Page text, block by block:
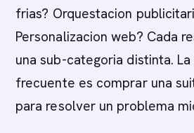
frias? Orquestacion
Personalizacion web? Cada
una sub-categoria distinta.
frecuente es comprar una
para resolver un problema